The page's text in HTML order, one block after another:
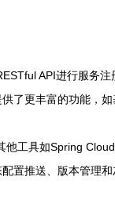
API进行服务
了更丰富的功能，
工具如Spring
置推送、版本管理